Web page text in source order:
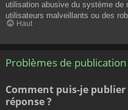
utilisation abusive du système de
utilisateurs malveillants ou des
Haut
Problèmes de publication
Comment puis-je
réponse ?